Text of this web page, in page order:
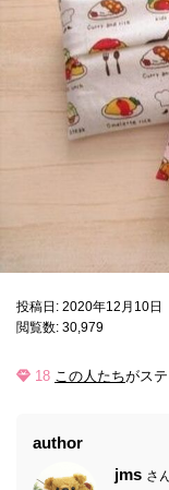
投稿日: 2020年12月10日
閲覧数: 30,979
18 この人たちがス
author
jms さ